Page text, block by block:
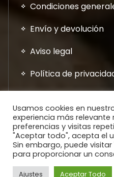
0
Condiciones
Envío y devolución
Aviso legal
Política de
Copyright © 2026. Todos
Usamos cookies en
experiencia más relevante
preferencias y visitas
"Aceptar todo", acepta el
Sin embargo, puede
para proporcionar un
Ajustes Aceptar Todo
0